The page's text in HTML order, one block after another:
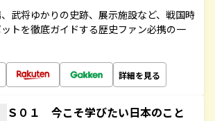
武将ゆかりの史跡、展示施設など、戦国時
トを徹底ガイドする歴史ファン必携の一
詳細を見る
Ｓ０１ 今こそ学びたい日本のこと